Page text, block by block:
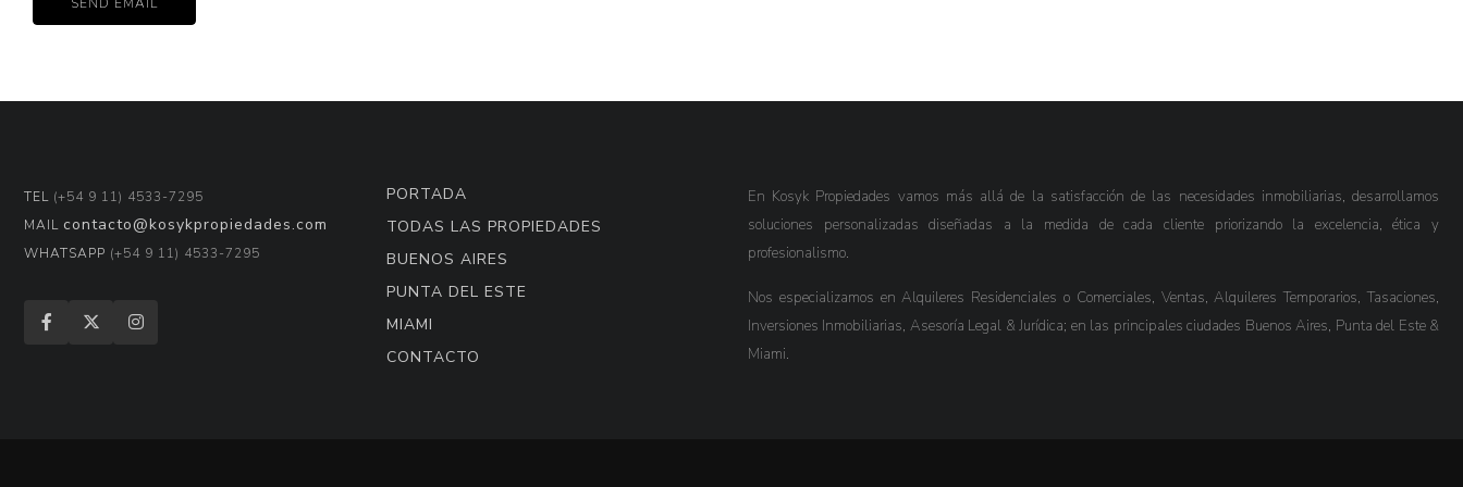
TEL (+54 9 11) 4533-7295
MAIL contacto@kosykpropiedades.com
WHATSAPP (+54 9 11) 4533-7295
PORTADA
TODAS LAS PROPIEDADES
BUENOS AIRES
PUNTA DEL ESTE
MIAMI
CONTACTO
En Kosyk Propiedades vamos más allá de la satisfacción de las necesidades inmobiliarias, desarrollamos
soluciones personalizadas diseñadas a la medida de cada cliente priorizando la excelencia, ética y
profesionalismo.
Nos especializamos en Alquileres Residenciales o Comerciales, Ventas, Alquileres Temporarios, Tasaciones,
Inversiones Inmobiliarias, Asesoría Legal & Jurídica; en las principales ciudades Buenos Aires, Punta del Este &
Miami.